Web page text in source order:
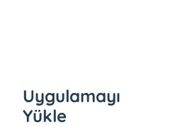
Uygulamayı
Yükle